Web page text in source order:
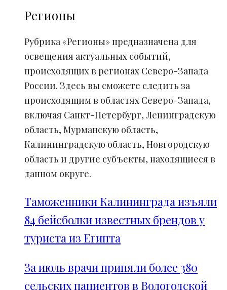
Регионы
Рубрика «Регионы» предназначена для
освещения актуальных событий,
происходящих в регионах Северо-Запада
России. Здесь вы сможете следить за
происходящим в областях Северо-Запада,
включая Санкт-Петербург, Ленинградскую
область, Мурманскую область,
Калининградскую область, Новгородскую
область и другие субъекты, находящиеся в
данном округе.
Таможенники Калининграда изъяли
84 бейсболки известных брендов у
туриста из Египта
За июль врачи приняли более 380
сельских пациентов в Вологодской